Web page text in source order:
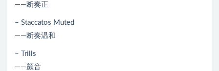
——断奏正
– Staccatos Muted
——断奏温和
– Trills
——颤音